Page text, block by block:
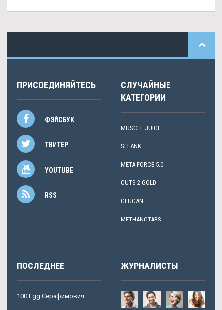
ПРИСОЕДИНЯЙТЕСЬ
ФЭЙСБУК
ТВИТЕР
YOUTUBE
RSS
СЛУЧАЙНЫЕ
КАТЕГОРИИ
MUSCLE JUICE
SELANK
META FORCE 5.0
CUTS 2 GOLD
GLUCAN
METHANOTABS
ПОСЛЕДНЕЕ
100 Egg Серафимович
ЖУРНАЛИСТЫ